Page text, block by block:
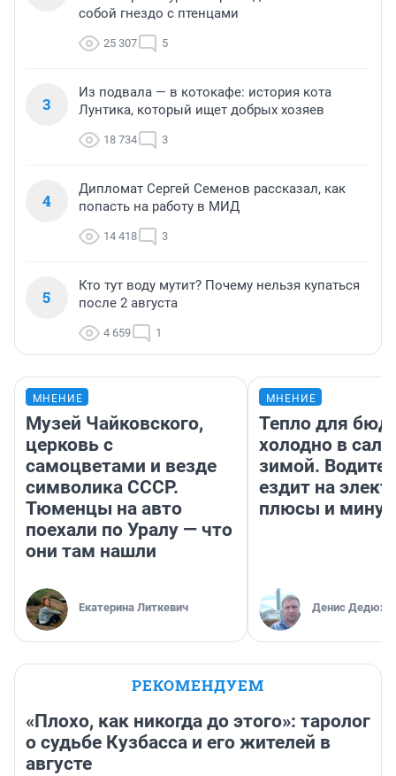
собой гнездо с птенцами
25 307 5
3
Из подвала — в котокафе: история кота
Лунтика, который ищет добрых хозяев
18 734 3
4
Дипломат Сергей Семенов рассказал, как
попасть на работу в МИД
14 418 3
5
Кто тут воду мутит? Почему нельзя купаться
после 2 августа
4 659 1
МНЕНИЕ
Музей Чайковского,
церковь с
самоцветами и везде
символика СССР.
Тюменцы на авто
поехали по Уралу — что
они там нашли
Екатерина Литкевич
МНЕНИЕ
Тепло для
холодно в
зимой.
ездит на
плюсы и
Денис
РЕКОМЕНДУЕМ
«Плохо, как никогда до этого»: таролог
о судьбе Кузбасса и его жителей в
августе